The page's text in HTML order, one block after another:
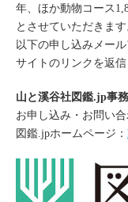
年、ほか動物コース
とさせていただきます
以下の申し込みメー
サイトのリンクを返
山と溪谷社図鑑.jp事
お申し込み・お問い合
図鑑.jpホームページ：